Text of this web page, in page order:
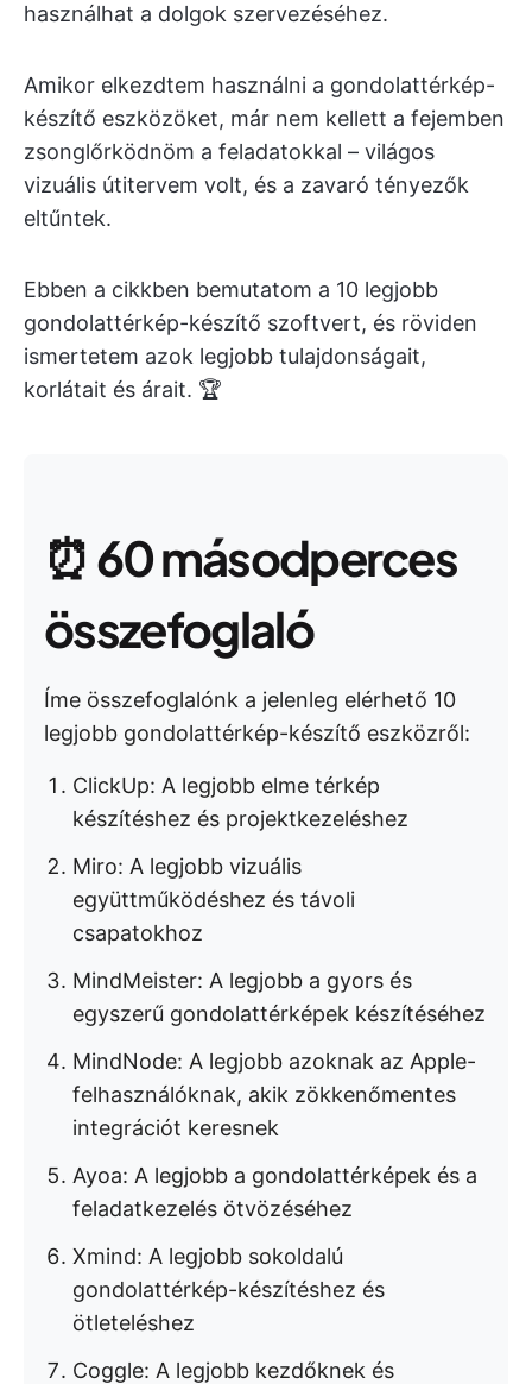
használhat a dolgok szervezéséhez.
Amikor elkezdtem használni a gondolattérkép-
készítő eszközöket, már nem kellett a fejemben
zsonglőrködnöm a feladatokkal – világos
vizuális útitervem volt, és a zavaró tényezők
eltűntek.
Ebben a cikkben bemutatom a 10 legjobb
gondolattérkép-készítő szoftvert, és röviden
ismertetem azok legjobb tulajdonságait,
korlátait és árait. 🏆
⏰60 másodperces
összefoglaló
Íme összefoglalónk a jelenleg elérhető 10
legjobb gondolattérkép-készítő eszközről:
ClickUp: A legjobb elme térkép
készítéshez és projektkezeléshez
Miro: A legjobb vizuális
együttműködéshez és távoli
csapatokhoz
MindMeister: A legjobb a gyors és
egyszerű gondolattérképek készítéséhez
MindNode: A legjobb azoknak az Apple-
felhasználóknak, akik zökkenőmentes
integrációt keresnek
Ayoa: A legjobb a gondolattérképek és a
feladatkezelés ötvözéséhez
Xmind: A legjobb sokoldalú
gondolattérkép-készítéshez és
ötleteléshez
Coggle: A legjobb kezdőknek és